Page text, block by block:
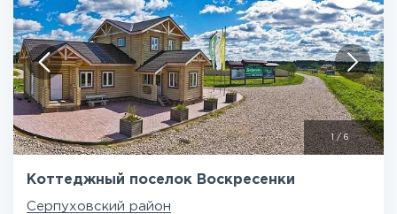
1/6
Коттеджный поселок Воскресенки
Серпуховский район